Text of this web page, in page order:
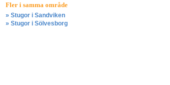
Fler i samma område
» Stugor i Sandviken
» Stugor i Sölvesborg